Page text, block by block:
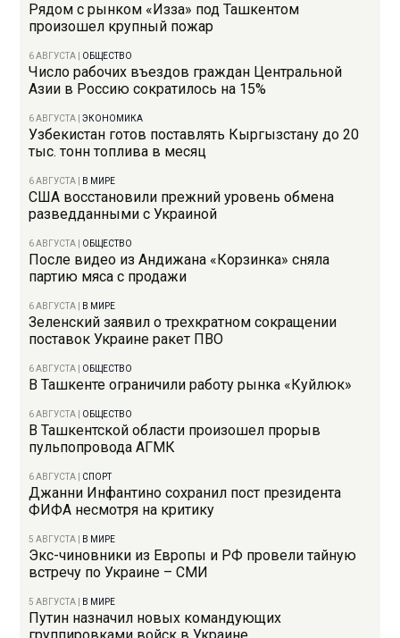
Рядом с рынком «Изза» под Ташкентом
произошел крупный пожар
6 АВГУСТА ОБЩЕСТВО
Число рабочих въездов граждан Центральной
Азии в Россию сократилось на 15%
6 АВГУСТА |ЭКОНОМИКА
Узбекистан готов поставлять Кыргызстану до 20
тыс. тонн топлива в месяц
6 АВГУСТА В МИРЕ
США восстановили прежний уровень обмена
разведданными с Украиной
6 АВГУСТА ОБЩЕСТВО
После видео из Андижана «Корзинка» сняла
партию мяса с продажи
6 АВГУСТА В МИРЕ
Зеленский заявил о трехкратном сокращении
поставок Украине ракет ПВО
6 АВГУСТА ОБЩЕСТВО
В Ташкенте ограничили работу рынка «Куйлюк»
6 АВГУСТА ОБЩЕСТВО
В Ташкентской области произошел прорыв
пульпопровода АГМК
6 АВГУСТА СПОРТ
Джанни Инфантино сохранил пост президента
ФИФА несмотря на критику
5 АВГУСТА В МИРЕ
Экс-чиновники из Европы и РФ провели тайную
встречу по Украине – СМИ
5 АВГУСТА В МИРЕ
Путин назначил новых командующих